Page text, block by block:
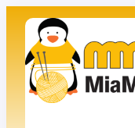
contenuto